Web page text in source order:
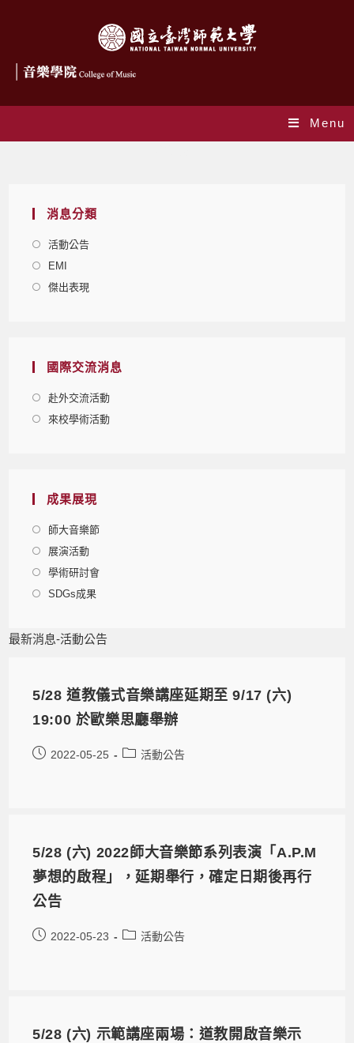
Menu
消息分類
活動公告
EMI
傑出表現
國際交流消息
赴外交流活動
來校學術活動
成果展現
師大音樂節
展演活動
學術研討會
SDGs成果
最新消息-活動公告
5/28 道教儀式音樂講座延期至 9/17 (六)
19:00 於歐樂思廳舉辦
2022-05-25 活動公告
5/28 (六) 2022師大音樂節系列表演「A.P.M
夢想的啟程」，延期舉行，確定日期後再行
公告
2022-05-23 活動公告
5/28 (六) 示範講座兩場：道教開啟音樂示